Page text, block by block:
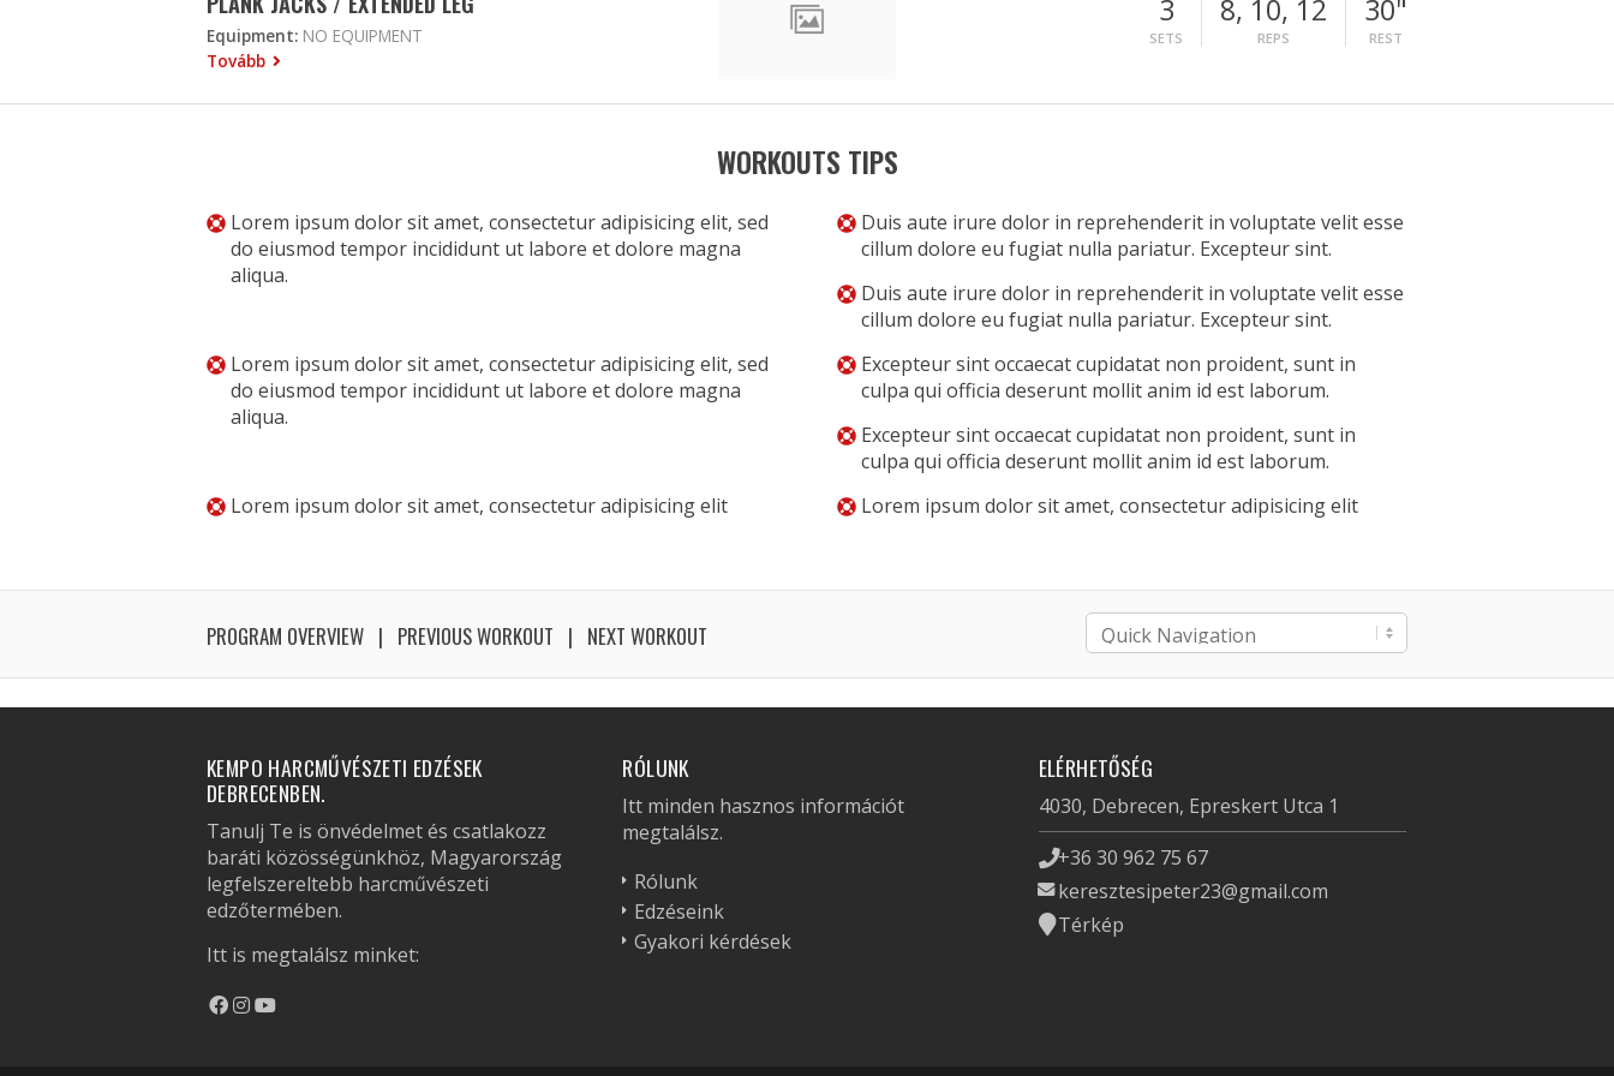
Equipment: NO EQUIPMENT
Tovább
3
SETS
8, 10, 12
REPS
30"
REST
WORKOUTS TIPS
Lorem ipsum dolor sit amet, consectetur adipisicing elit, sed
do eiusmod tempor incididunt ut labore et dolore magna
aliqua.
Duis aute irure dolor in reprehenderit in voluptate velit esse
cillum dolore eu fugiat nulla pariatur. Excepteur sint.
Duis aute irure dolor in reprehenderit in voluptate velit esse
cillum dolore eu fugiat nulla pariatur. Excepteur sint.
Lorem ipsum dolor sit amet, consectetur adipisicing elit, sed
do eiusmod tempor incididunt ut labore et dolore magna
aliqua.
Excepteur sint occaecat cupidatat non proident, sunt in
culpa qui officia deserunt mollit anim id est laborum.
Excepteur sint occaecat cupidatat non proident, sunt in
culpa qui officia deserunt mollit anim id est laborum.
Lorem ipsum dolor sit amet, consectetur adipisicing elit
Lorem ipsum dolor sit amet, consectetur adipisicing elit
PROGRAM OVERVIEW PREVIOUS WORKOUT NEXT WORKOUT
KEMPO HARCMŰVÉSZETI EDZÉSEK
DEBRECENBEN.
Tanulj Te is önvédelmet és csatlakozz
baráti közösségünkhöz, Magyarország
legfelszereltebb harcművészeti
edzőtermében.
Itt is megtalálsz minket:
RÓLUNK
Itt minden hasznos információt
megtalálsz.
Rólunk
Edzéseink
Gyakori kérdések
ELÉRHETŐSÉG
4030, Debrecen, Epreskert Utca 1
+36 30 962 75 67
keresztesipeter23@gmail.com
Térkép